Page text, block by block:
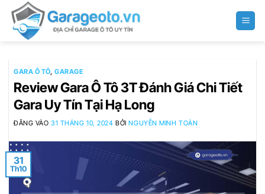
qua
GARA Ô TÔ,GARAGE
Review Gara Ô Tô 3T Đánh Giá Chi Tiết
Gara Uy Tín Tại Hạ Long
ĐĂNG VÀO31 THÁNG 10, 2024 BỞINGUYỄN MINH TOÀN
31
Th10